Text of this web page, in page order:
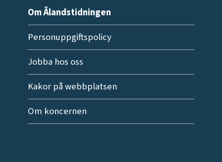
Om Ålandstidningen
Personuppgiftspolicy
Jobba hos oss
Kakor på webbplatsen
Om koncernen